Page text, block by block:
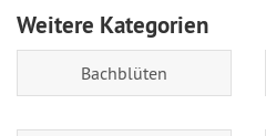
Weitere Kategorien
Bachblüten